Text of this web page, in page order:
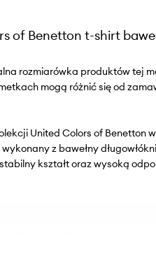
of Benetton t-shirt
rozmiarówka produktów tej
mogą różnić się od
United Colors of Benetton
z bawełny
kształt oraz wysoką